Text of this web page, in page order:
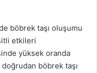
böbrek taşı oluşumu
etkileri
yüksek oranda
böbrek taşı